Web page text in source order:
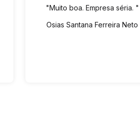
"Muito boa. Empresa séria. "
Osias Santana Ferreira Neto